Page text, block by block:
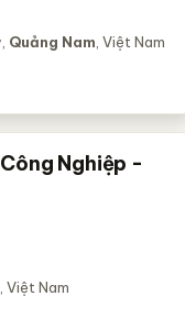
Quảng Nam , Việt Nam
Nghiệp -
, Việt Nam